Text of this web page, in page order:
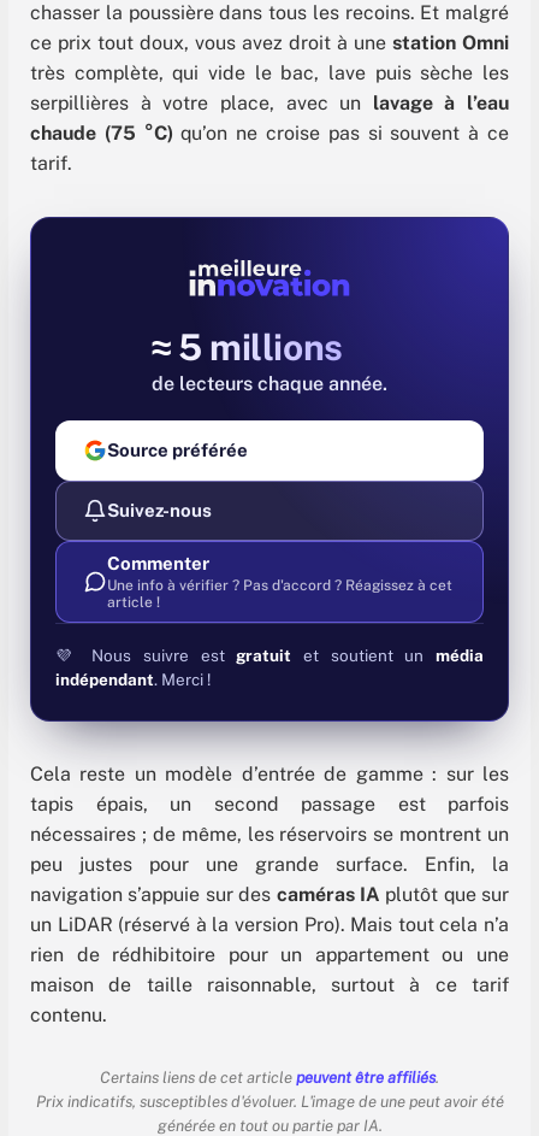
chasser la poussière dans tous les recoins. Et malgré
ce prix tout doux, vous avez droit à une station Omni
très complète, qui vide le bac, lave puis sèche les
serpillières à votre place, avec un lavage à l’eau
chaude (75 °C)qu’on ne croise pas si souvent à ce
tarif.
≈ 5 millions
de lecteurs chaque année
Source préférée
Suivez-nous
Commenter
Une info à vérifier ? Pas d'accord ? Réagissez à cet
article !
💜 Nous suivre estgratuit et soutient unmédia
indépendant. Merci !
Cela reste un modèle d’entrée de gamme : sur les
tapis épais, un second passage est parfois
nécessaires ; de même, les réservoirs se montrent un
peu justes pour une grande surface. Enfin, la
navigation s’appuie sur des caméras IA plutôt que sur
un LiDAR (réservé à la version Pro). Mais tout cela n’a
rien de rédhibitoire pour un appartement ou une
maison de taille raisonnable, surtout à ce tarif
contenu.
Certains liens de cet article peuvent être affiliés.
Prix indicatifs, susceptibles d'évoluer. L'image de une peut avoir été
générée en tout ou partie par IA.